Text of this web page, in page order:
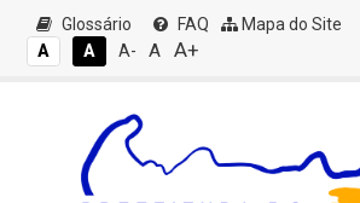
Glossário FAQ Mapa do Site
A
A A- A A+